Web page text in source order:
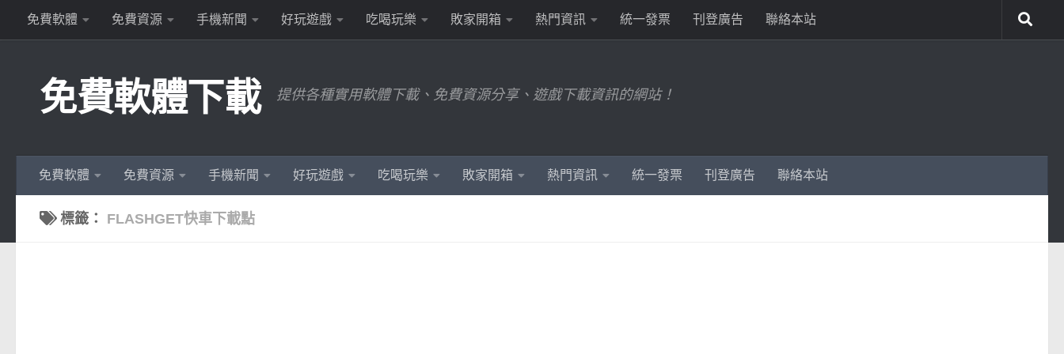
Skip to content
免費軟體 免費資源 手機新聞 好玩遊戲 吃喝玩樂 敗家開箱 熱門資訊 統一發票 刊登廣告 聯絡本站
免費軟體下載 提供各種實用軟體下載、免費資源分享、遊戲下載資訊的網站！
免費軟體 免費資源 手機新聞 好玩遊戲 吃喝玩樂 敗家開箱 熱門資訊 統一發票 刊登廣告 聯絡本站
標籤： FLASHGET快車下載點